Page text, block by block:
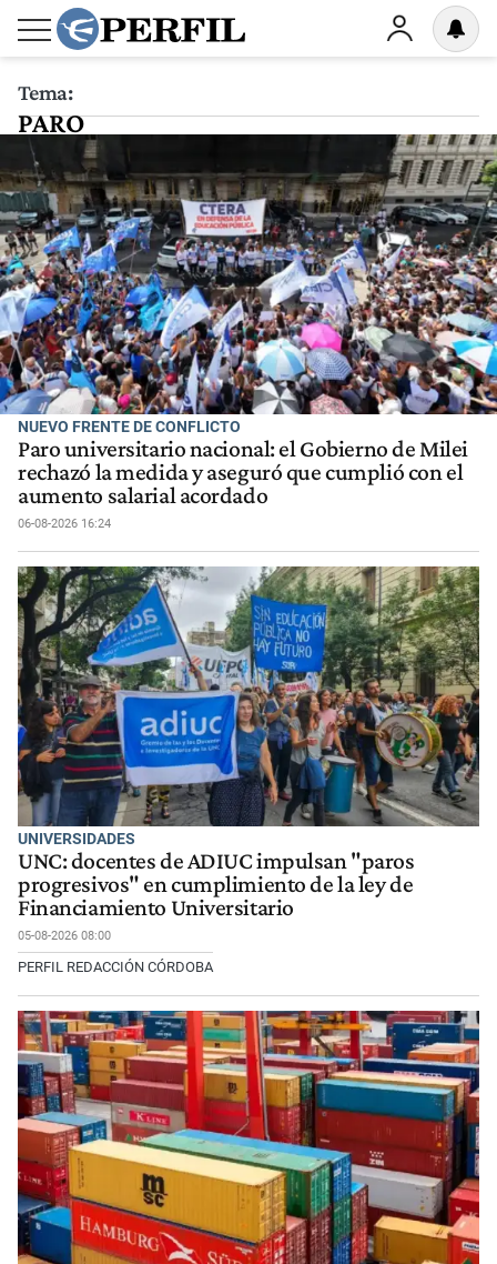
Tema:
PARO
NUEVO FRENTE DE CONFLICTO
Paro universitario nacional: el Gobierno de Milei
rechazó la medida y aseguró que cumplió con el
aumento salarial acordado
06-08-2026 16:24
UNIVERSIDADES
UNC: docentes de ADIUC impulsan "paros
progresivos" en cumplimiento de la ley de
Financiamiento Universitario
05-08-2026 08:00
PERFIL REDACCIÓN CÓRDOBA